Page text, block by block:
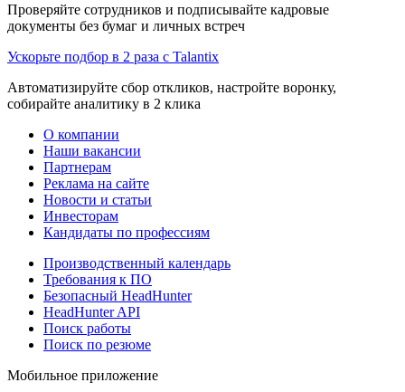
Проверяйте сотрудников и подписывайте кадровые
документы без бумаг и личных встреч
Ускорьте подбор в 2 раза с Talantix
Автоматизируйте сбор откликов, настройте воронку,
собирайте аналитику в 2 клика
О компании
Наши вакансии
Партнерам
Реклама на сайте
Новости и статьи
Инвесторам
Кандидаты по профессиям
Производственный календарь
Требования к ПО
Безопасный HeadHunter
HeadHunter API
Поиск работы
Поиск по резюме
Мобильное приложение